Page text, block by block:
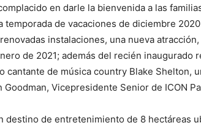
en darle la bienvenida a las
temporada de vacaciones de diciembre
instalaciones, una nueva
de 2021; además del recién inaugurado
cantante de música country Blake Shelton,
Vicepresidente Senior de ICON
destino de entretenimiento de 8 hectáreas